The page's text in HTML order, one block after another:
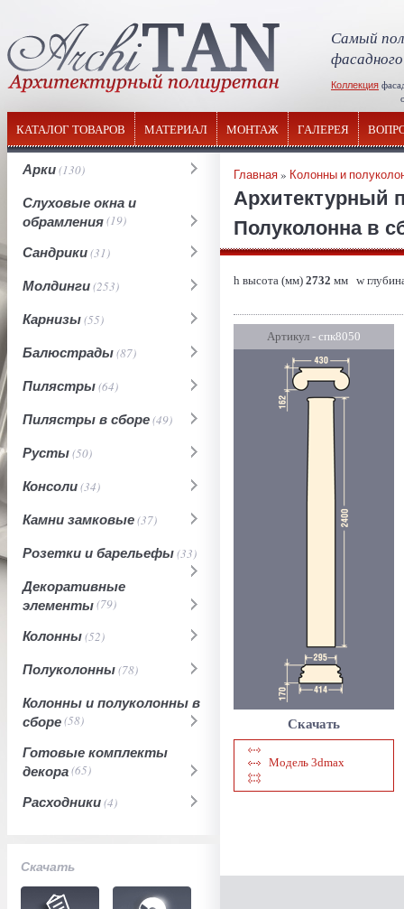
Самый
Коллекция
КАТАЛОГ ТОВАРОВ МАТЕРИАЛ МОНТАЖ ГАЛЕРЕЯ
Арки(130)
Слуховые окна и
обрамления(19)
Сандрики(31)
Молдинги(253)
Карнизы(55)
Балюстрады(87)
Пилястры(64)
Пилястры в сборе(49)
Русты(50)
Консоли(34)
Камни замковые(37)
Розетки и барельефы(33)
Декоративные
элементы(79)
Колонны(52)
Полуколонны(78)
Колонны и полуколонны в
сборе(58)
Готовые комплекты
декора(65)
Расходники(4)
Скачать
Главная» Колонны и
Архитектурный
Полуколонна в
h высота (мм) 2732 мм w
Артикул - спк8050
Скачать
Модель 3dmax